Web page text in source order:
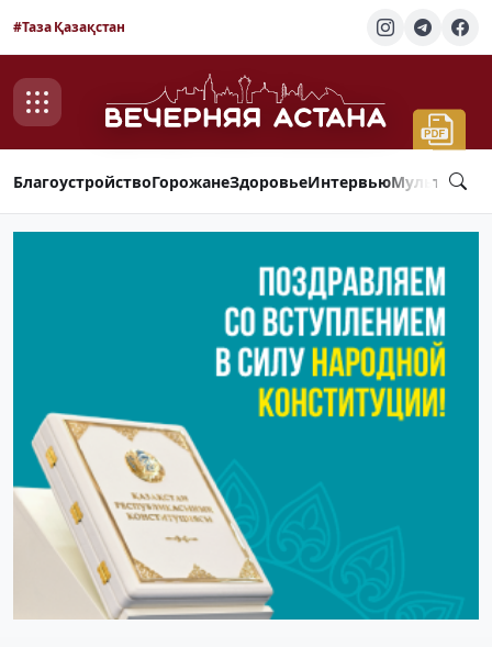
#Таза Қазақстан
БлагоустройствоГорожанеЗдоровьеИнтервью